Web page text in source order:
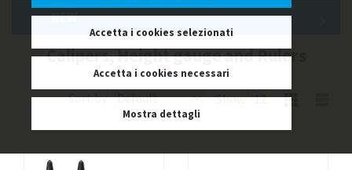
Accetta i cookies selezionati
Accetta i cookies necessari
Mostra dettagli
NEW
Calipers, Height gauge and Rulers
Show
Sort by